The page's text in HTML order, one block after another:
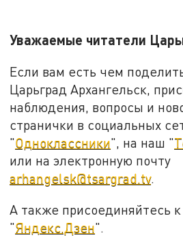
Уважаемые читатели
Если вам есть чем
Царьград Архангельск,
наблюдения, вопросы и
странички в социальных
"Одноклассники", на наш "
или на электронную почту
arhangelsk@tsargrad.tv.
А также присоединяйтесь
"Яндекс.Дзен".